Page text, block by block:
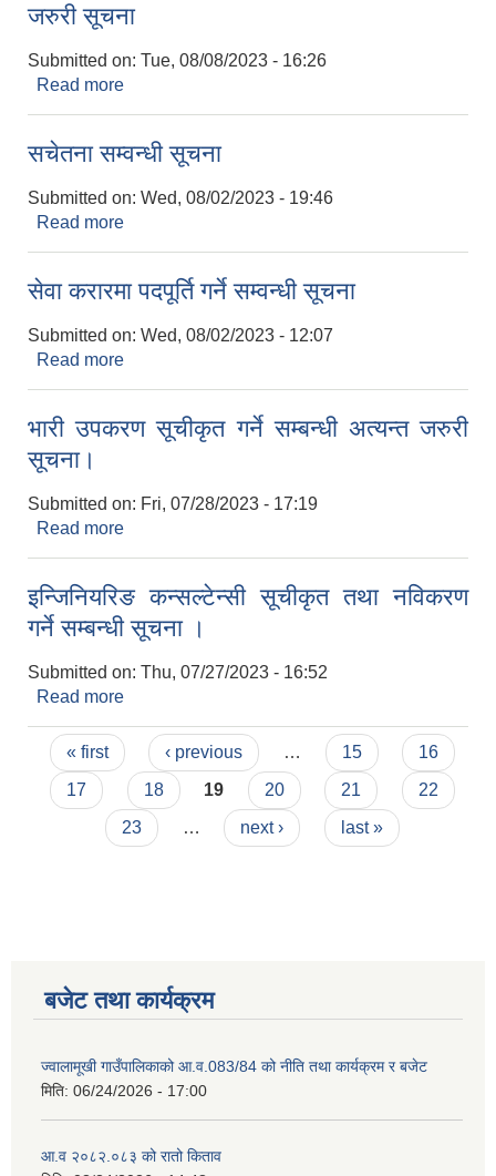
जरुरी सूचना
Submitted on: Tue, 08/08/2023 - 16:26
Read more
सचेतना सम्वन्धी सूचना
Submitted on: Wed, 08/02/2023 - 19:46
Read more
सेवा करारमा पदपूर्ति गर्ने सम्वन्धी सूचना
Submitted on: Wed, 08/02/2023 - 12:07
Read more
भारी उपकरण सूचीकृत गर्ने सम्बन्धी अत्यन्त जरुरी
सूचना।
Submitted on: Fri, 07/28/2023 - 17:19
Read more
इन्जिनियरिङ कन्सल्टेन्सी सूचीकृत तथा नविकरण
गर्ने सम्बन्धी सूचना ।
Submitted on: Thu, 07/27/2023 - 16:52
Read more
Pages
« first ‹ previous … 15
16
17
18 19 20 21
22
23
… next › last »
बजेट तथा कार्यक्रम
ज्वालामूखी गाउँपालिकाको आ.व.083/84 को नीति तथा कार्यक्रम र बजेट
मिति: 06/24/2026 - 17:00
आ.व २०८२.०८३ को रातो किताव